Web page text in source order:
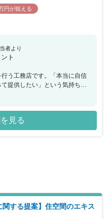
円が狙える
者より
ト
う工務店です。「本当に自信
提供したい」という気持ちを
客さまの家づくりのサポート
、お客さまと「マン・ツー・
ます。一人のハウスプランナ
担当することで、しっかりと
の施工会社約80社が加盟する
い業者が多数。新年会やボー
流を図っているので、職人さ
見る
する提案】住空間のエキス